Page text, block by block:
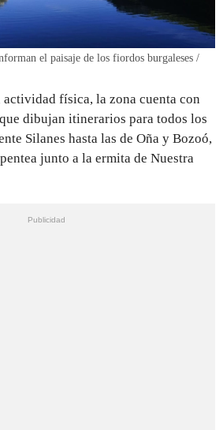
el paisaje de los fiordos burgaleses /
actividad física, la zona cuenta con
que dibujan itinerarios para todos los
Silanes hasta las de Oña y Bozoó,
junto a la ermita de Nuestra